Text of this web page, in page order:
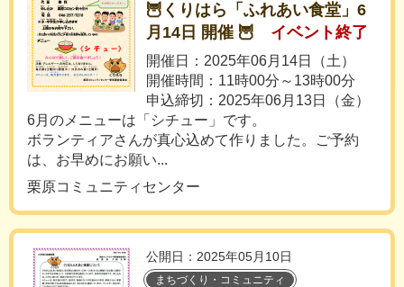
🦉くりはら「ふれあい食堂」6
月14日 開催 🦉
イベント終了
開催日：2025年06月14日（土）
開催時間：11時00分～13時00分
申込締切：2025年06月13日（金）
6月のメニューは「シチュー」です。
ボランティアさんが真心込めて作りました。ご予約
は、お早めにお願い...
栗原コミュニティセンター
公開日：2025年05月10日
まちづくり・コミュニティ